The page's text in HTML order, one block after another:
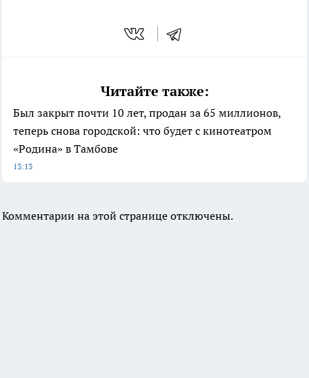
Читайте также:
Был закрыт почти 10 лет, продан за 65 миллионов,
теперь снова городской: что будет с кинотеатром
«Родина» в Тамбове
13:13
Комментарии на этой странице отключены.